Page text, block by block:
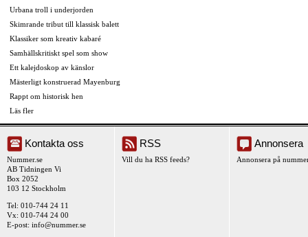
Urbana troll i underjorden
Skimrande tribut till klassisk balett
Klassiker som kreativ kabaré
Samhällskritiskt spel som show
Ett kalejdoskop av känslor
Mästerligt konstruerad Mayenburg
Rappt om historisk hen
Läs fler
Kontakta oss
Nummer.se
AB Tidningen Vi
Box 2052
103 12 Stockholm
Tel: 010-744 24 11
Vx: 010-744 24 00
E-post: info@nummer.se
RSS
Vill du ha RSS feeds?
Annonsera
Annonsera på